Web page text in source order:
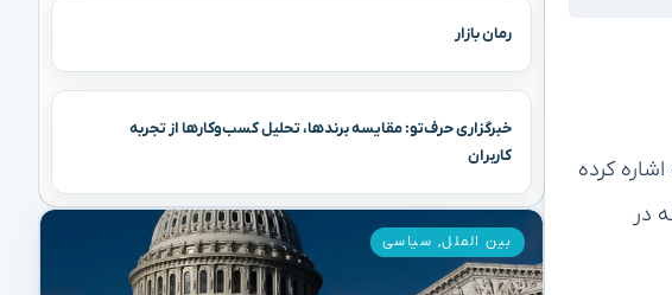
رمان بازار
خبرگزاری حرف‌تو: مقایسه برندها، تحلیل کسب‌وکارها از تجربه
کاربران
بین الملل, سیاسی
کرده
در